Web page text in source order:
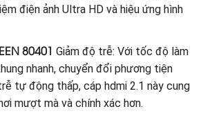
điện ảnh Ultra HD và hiệu ứng hình
80401 Giảm độ trễ: Với tốc độ làm
nhanh, chuyển đổi phương tiện
tự động thấp, cáp hdmi 2.1 này cung
mượt mà và chính xác hơn.